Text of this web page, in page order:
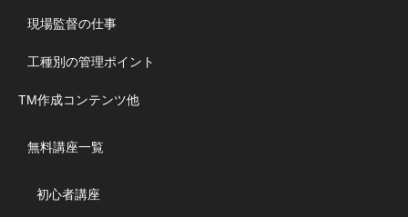
現場監督の仕事
工種別の管理ポイント
TM作成コンテンツ他
無料講座一覧
初心者講座